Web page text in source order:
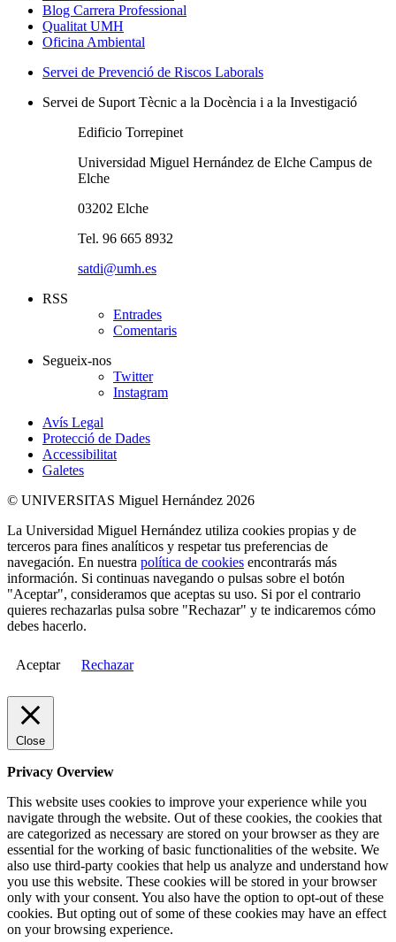
Blog Carrera Professional
Qualitat UMH
Oficina Ambiental
Servei de Prevenció de Riscos Laborals
Servei de Suport Tècnic a la Docència i a la Investigació
Edificio Torrepinet
Universidad Miguel Hernández de Elche Campus de
Elche
03202 Elche
Tel. 96 665 8932
satdi@umh.es
RSS
Entrades
Comentaris
Segueix-nos
Twitter
Instagram
Avís Legal
Protecció de Dades
Accessibilitat
Galetes
© UNIVERSITAS Miguel Hernández 2026
La Universidad Miguel Hernández utiliza cookies propias y de
terceros para fines analíticos y respetar tus preferencias de
navegación. En nuestra política de cookies encontrarás más
información. Si continuas navegando o pulsas sobre el botón
"Aceptar", consideramos que aceptas su uso. Si por el contrario
quieres rechazarlas pulsa sobre "Rechazar" y te indicaremos cómo
debes hacerlo.
Aceptar Rechazar
Close
Privacy Overview
This website uses cookies to improve your experience while you
navigate through the website. Out of these cookies, the cookies that
are categorized as necessary are stored on your browser as they are
essential for the working of basic functionalities of the website. We
also use third-party cookies that help us analyze and understand how
you use this website. These cookies will be stored in your browser
only with your consent. You also have the option to opt-out of these
cookies. But opting out of some of these cookies may have an effect
on your browsing experience.